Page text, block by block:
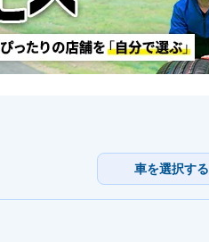
車を選択する